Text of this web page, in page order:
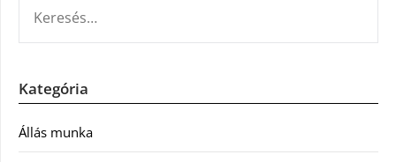
Kategória
Állás munka